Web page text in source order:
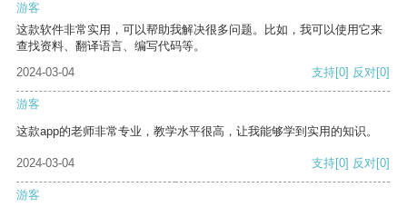
游客
这款软件非常实用，可以帮助我解决很多问题。比如，我可以使用它来
查找资料、翻译语言、编写代码等。
2024-03-04
支持[0] 反对[0]
游客
这款app的老师非常专业，教学水平很高，让我能够学到实用的知识。
2024-03-04 支持[0] 反对[0]
游客